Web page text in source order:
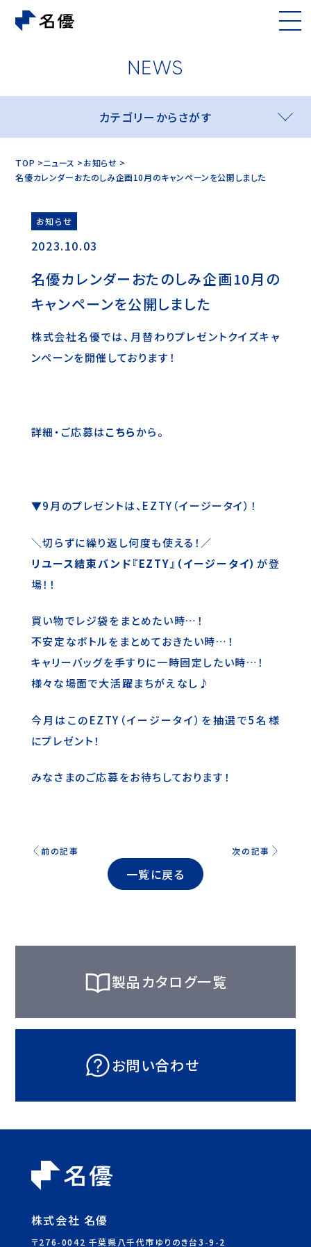
カテゴリーからさがす
TOP ニュース
お知らせ
名優カレンダーおたのしみ企画10月のキャンペーンを公開しました
お知らせ
2023.10.03
名優カレンダーおたのしみ企画10月の
キャンペーンを公開しました
株式会社名優では、月替わりプレゼントクイズキャ
ンペーンを開催しております！
詳細・ご応募はこちらから。
▼9月のプレゼントは、EZTY（イージータイ）！
＼切らずに繰り返し何度も使える！／
リユース結束バンド『EZTY』（イージータイ） が登
場！！
買い物でレジ袋をまとめたい時…！
不安定なボトルをまとめておきたい時…！
キャリーバッグを手すりに一時固定したい時…！
様々な場面で大活躍まちがえなし♪
今月はこのEZTY（イージータイ）を抽選で5名様
にプレゼント！
みなさまのご応募をお待ちしております！
前の記事
一覧に戻る
次の記事
製品カタログ一覧
お問い合わせ
株式会社 名優
〒276-0042 千葉県八千代市ゆりのき台3-9-2